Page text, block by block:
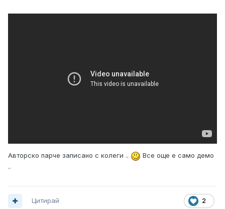
Авторско парче записано с колеги ..
Все още е само демо
..
2
Цитирай